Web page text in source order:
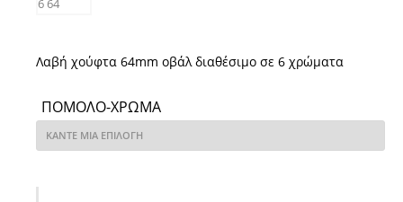
Λαβή χούφτα 64mm οβάλ διαθέσιμο σε 6 χρώματα
ΠΌΜΟΛΟ-ΧΡΏΜΑ